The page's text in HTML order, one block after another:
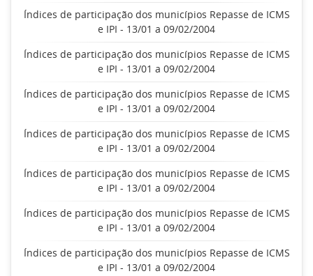
Índices de participação dos municípios Repasse de ICMS
e IPI - 13/01 a 09/02/2004
Índices de participação dos municípios Repasse de ICMS
e IPI - 13/01 a 09/02/2004
Índices de participação dos municípios Repasse de ICMS
e IPI - 13/01 a 09/02/2004
Índices de participação dos municípios Repasse de ICMS
e IPI - 13/01 a 09/02/2004
Índices de participação dos municípios Repasse de ICMS
e IPI - 13/01 a 09/02/2004
Índices de participação dos municípios Repasse de ICMS
e IPI - 13/01 a 09/02/2004
Índices de participação dos municípios Repasse de ICMS
e IPI - 13/01 a 09/02/2004